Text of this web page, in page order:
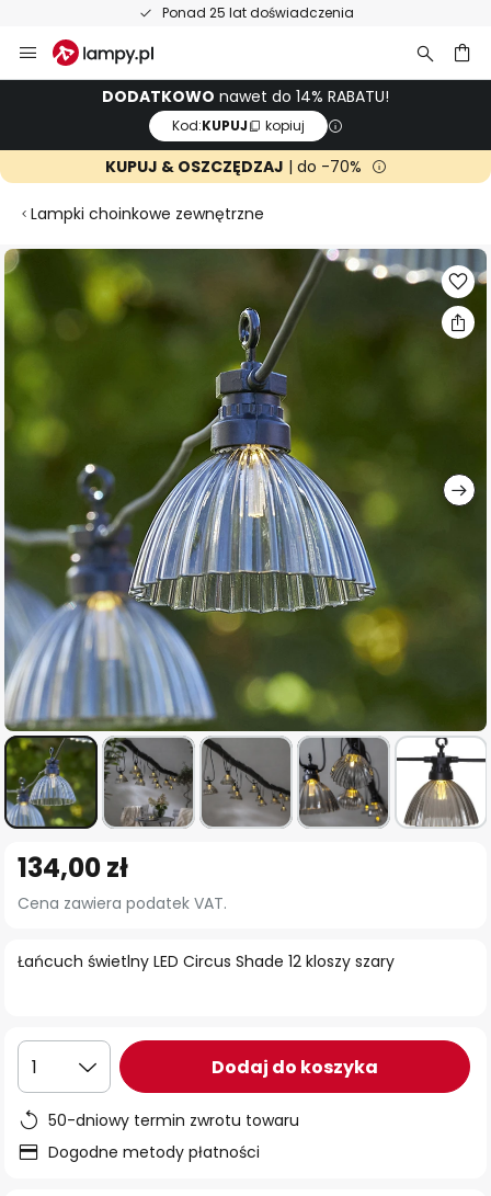
Ponad 25 lat doświadczenia
Przejdź
do
DODATKOWO nawet do 14% RABATU!
Kod:KUPUJ kopiuj
KUPUJ & OSZCZĘDZAJ | do -70%
Lampki choinkowe zewnętrzne
Przejdź
na
koniec
galerii
na
początek
Łańcuch świetlny LED Circus Shade 12 kloszy szary
134,00 zł
Cena zawiera podatek VAT.
1 Dodaj do koszyka
50-dniowy termin zwrotu towaru
Dogodne metody płatności